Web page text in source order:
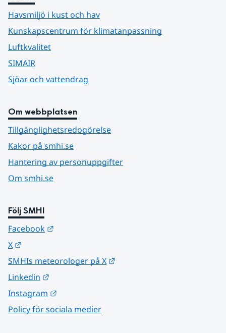
Havsmiljö i kust och hav
Kunskapscentrum för klimatanpassning
Luftkvalitet
SIMAIR
Sjöar och vattendrag
Om webbplatsen
Tillgänglighetsredogörelse
Kakor på smhi.se
Hantering av personuppgifter
Om smhi.se
Följ SMHI
Facebook
X
SMHIs meteorologer på X
Linkedin
Instagram
Policy för sociala medier